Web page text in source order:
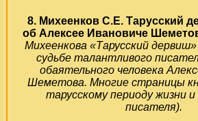
8. Михеенков С.Е. Тарусский
об Алексее Ивановиче
Михеенкова «Тарусский
судьбе талантливого
обаятельного человека
Шеметова. Многие страницы
тарусскому периоду жизни
писателя).